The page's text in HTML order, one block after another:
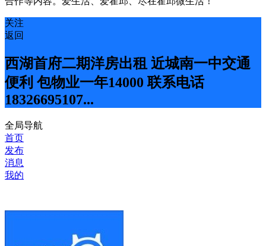
关注
返回
西湖首府二期洋房出租 近城南一中交通
便利 包物业一年14000 联系电话
18326695107...
全局导航
首页
发布
消息
我的